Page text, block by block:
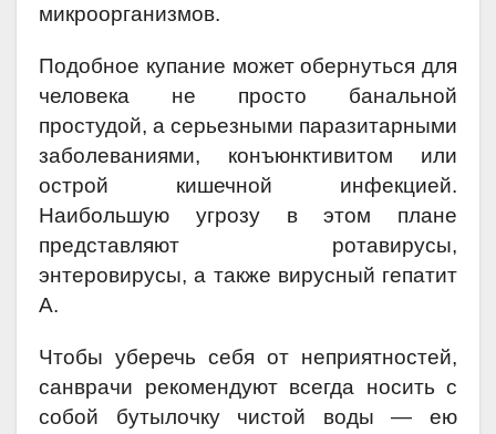
микроорганизмов.
Подобное купание может обернуться для
человека не просто банальной
простудой, а серьезными паразитарными
заболеваниями, конъюнктивитом или
острой кишечной инфекцией.
Наибольшую угрозу в этом плане
представляют ротавирусы,
энтеровирусы, а также вирусный гепатит
А.
Чтобы уберечь себя от неприятностей,
санврачи рекомендуют всегда носить с
собой бутылочку чистой воды — ею